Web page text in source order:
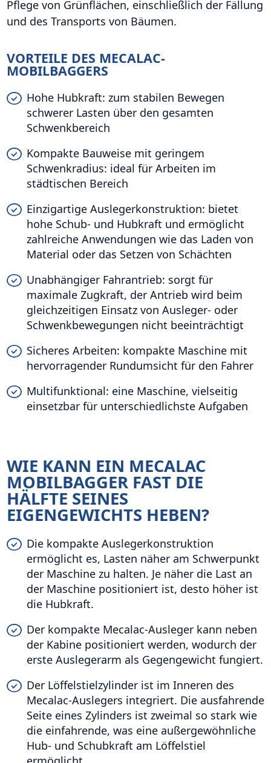
Pflege von Grünflächen, einschließlich der Fällung
und des Transports von Bäumen.
VORTEILE DES MECALAC-
MOBILBAGGERS
Hohe Hubkraft: zum stabilen Bewegen
schwerer Lasten über den gesamten
Schwenkbereich
Kompakte Bauweise mit geringem
Schwenkradius: ideal für Arbeiten im
städtischen Bereich
Einzigartige Auslegerkonstruktion: bietet
hohe Schub- und Hubkraft und ermöglicht
zahlreiche Anwendungen wie das Laden von
Material oder das Setzen von Schächten
Unabhängiger Fahrantrieb: sorgt für
maximale Zugkraft, der Antrieb wird beim
gleichzeitigen Einsatz von Ausleger- oder
Schwenkbewegungen nicht beeinträchtigt
Sicheres Arbeiten: kompakte Maschine mit
hervorragender Rundumsicht für den Fahrer
Multifunktional: eine Maschine, vielseitig
einsetzbar für unterschiedlichste Aufgaben
WIE KANN EIN MECALAC
MOBILBAGGER FAST DIE
HÄLFTE SEINES
EIGENGEWICHTS HEBEN?
Die kompakte Auslegerkonstruktion
ermöglicht es, Lasten näher am Schwerpunkt
der Maschine zu halten. Je näher die Last an
der Maschine positioniert ist, desto höher ist
die Hubkraft.
Der kompakte Mecalac-Ausleger kann neben
der Kabine positioniert werden, wodurch der
erste Auslegerarm als Gegengewicht fungiert.
Der Löffelstielzylinder ist im Inneren des
Mecalac-Auslegers integriert. Die ausfahrende
Seite eines Zylinders ist zweimal so stark wie
die einfahrende, was eine außergewöhnliche
Hub- und Schubkraft am Löffelstiel